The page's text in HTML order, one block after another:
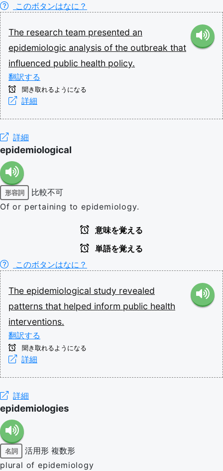
このボタンはなに？
The research team presented an
epidemiologic analysis of the outbreak that
influenced public health policy.
翻訳する
聞き取れるようになる
詳細
詳細
epidemiological
形容詞
比較不可
Of or pertaining to epidemiology.
意味を覚える
単語を覚える
このボタンはなに？
The epidemiological study revealed
patterns that helped inform public health
interventions.
翻訳する
聞き取れるようになる
詳細
詳細
epidemiologies
名詞 活用形 複数形
plural of epidemiology